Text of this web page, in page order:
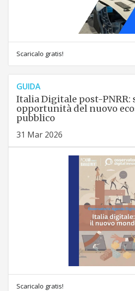
Scaricalo gratis!
GUIDA
Italia Digitale post-PNRR:
opportunità del nuovo
pubblico
31 Mar 2026
Scaricalo gratis!